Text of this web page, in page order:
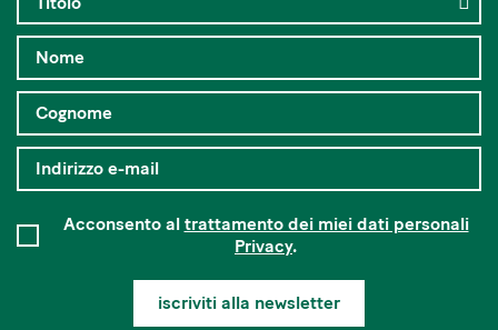
Acconsento al trattamento dei miei dati personali
Privacy.
iscriviti alla newsletter